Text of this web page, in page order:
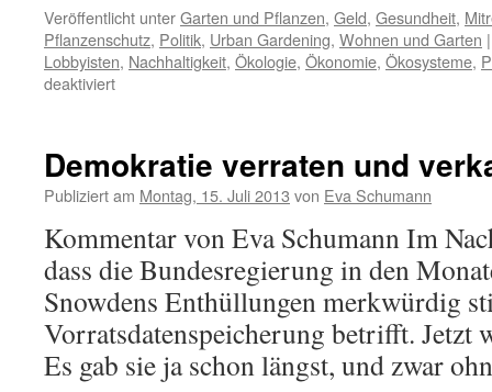
Veröffentlicht unterGarten und Pflanzen, Geld, Gesundheit,
Pflanzenschutz, Politik, Urban Gardening, Wohnen und Garten |
Lobbyisten, Nachhaltigkeit, Ökologie, Ökonomie, Ökosysteme,
deaktiviert
Demokratie verraten und
Publiziert am Montag, 15. Juli 2013 von Eva Schumann
Kommentar von Eva Schumann Im
dass die Bundesregierung in den
Snowdens Enthüllungen merkwürdig
Vorratsdatenspeicherung betrifft. Jetzt
Es gab sie ja schon längst, und zwar